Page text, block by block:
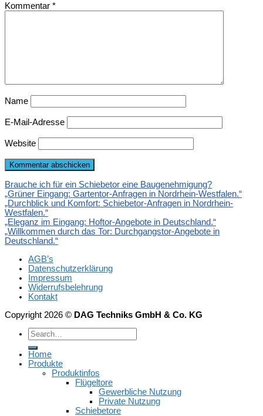
Kommentar *
Name
E-Mail-Adresse
Website
Brauche ich für ein Schiebetor eine Baugenehmigung?
„Grüner Eingang: Gartentor-Anfragen in Nordrhein-Westfalen.“
„Durchblick und Komfort: Schiebetor-Anfragen in Nordrhein-
Westfalen.“
„Eleganz im Eingang: Hoftor-Angebote in Deutschland.“
„Willkommen durch das Tor: Durchgangstor-Angebote in
Deutschland.“
AGB’s
Datenschutzerklärung
Impressum
Widerrufsbelehrung
Kontakt
Copyright 2026 © DAG Techniks GmbH & Co. KG
Home
Produkte
Produktinfos
Flügeltore
Gewerbliche Nutzung
Private Nutzung
Schiebetore